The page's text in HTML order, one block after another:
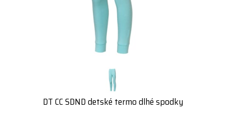
DT CC SDND detské termo dlhé spodky